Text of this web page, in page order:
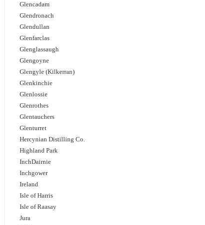
Glencadam
Glendronach
Glendullan
Glenfarclas
Glenglassaugh
Glengoyne
Glengyle (Kilkerran)
Glenkinchie
Glenlossie
Glenrothes
Glentauchers
Glenturret
Hercynian Distilling Co.
Highland Park
InchDairnie
Inchgower
Ireland
Isle of Harris
Isle of Raasay
Jura